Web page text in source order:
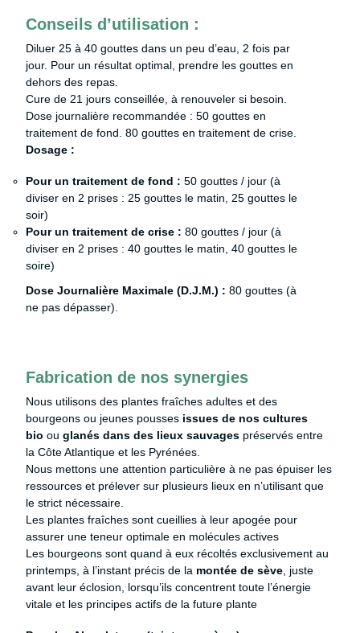
Conseils d’utilisation :
Diluer 25 à 40 gouttes dans un peu d’eau, 2 fois par
jour. Pour un résultat optimal, prendre les gouttes en
dehors des repas.
Cure de 21 jours conseillée, à renouveler si besoin.
Dose journalière recommandée : 50 gouttes en
traitement de fond. 80 gouttes en traitement de crise.
Dosage :
Pour un traitement de fond : 50 gouttes / jour (à
diviser en 2 prises : 25 gouttes le matin, 25 gouttes le
soir)
Pour un traitement de crise : 80 gouttes / jour (à
diviser en 2 prises : 40 gouttes le matin, 40 gouttes le
soire)
Dose Journalière Maximale (D.J.M.) : 80 gouttes (à
ne pas dépasser).
Fabrication de nos synergies
Nous utilisons des plantes fraîches adultes et des
bourgeons ou jeunes pousses issues de nos cultures
bio ou glanés dans des lieux sauvagespréservés entre
la Côte Atlantique et les Pyrénées.
Nous mettons une attention particulière à ne pas épuiser les
ressources et prélever sur plusieurs lieux en n’utilisant que
le strict nécessaire.
Les plantes fraîches sont cueillies à leur apogée pour
assurer une teneur optimale en molécules actives
Les bourgeons sont quand à eux récoltés exclusivement au
printemps, à l’instant précis de la montée de sève, juste
avant leur éclosion, lorsqu’ils concentrent toute l’énergie
vitale et les principes actifs de la future plante